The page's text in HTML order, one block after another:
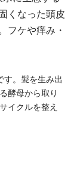
くなった頭皮
フケや痒み・
す。髪を生み出
酵母から取り
イクルを整え